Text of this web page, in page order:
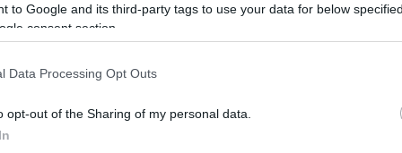
to Google and its third-party tags to use your data for below
consent section.
Data Processing Opt Outs
opt-out of the Sharing of my personal data.